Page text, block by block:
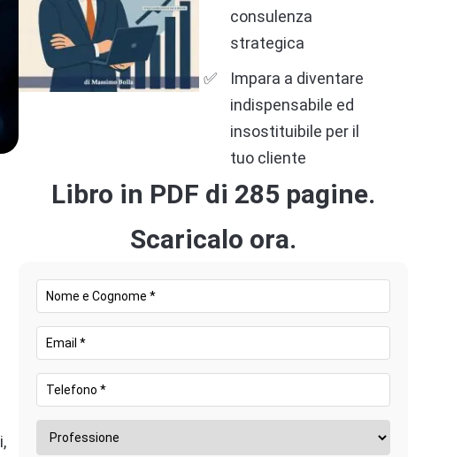
consulenza
strategica
Impara a diventare
indispensabile ed
insostituibile per il
tuo cliente
Libro in PDF di 285 pagine.
Scaricalo ora.